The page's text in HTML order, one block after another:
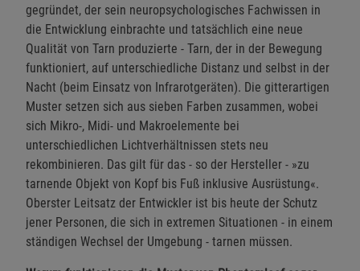
gegründet, der sein neuropsychologisches Fachwissen in
die Entwicklung einbrachte und tatsächlich eine neue
Qualität von Tarn produzierte - Tarn, der in der Bewegung
funktioniert, auf unterschiedliche Distanz und selbst in der
Nacht (beim Einsatz von Infrarotgeräten). Die gitterartigen
Muster setzen sich aus sieben Farben zusammen, wobei
sich Mikro-, Midi- und Makroelemente bei
unterschiedlichen Lichtverhältnissen stets neu
rekombinieren. Das gilt für das - so der Hersteller - »zu
tarnende Objekt von Kopf bis Fuß inklusive Ausrüstung«.
Oberster Leitsatz der Entwickler ist bis heute der Schutz
jener Personen, die sich in extremen Situationen - in einem
ständigen Wechsel der Umgebung - tarnen müssen.